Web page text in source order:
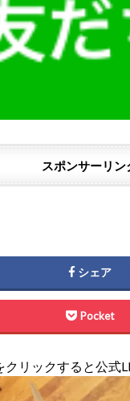
スポンサーリン
シェア
Pocket
クリックすると公式